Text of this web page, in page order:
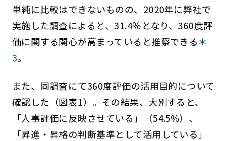
単純に比較はできないものの、2020年に弊社で
実施した調査によると、31.4％となり、360度評
価に関する関心が高まっていると推察できる＊
3。
また、同調査にて360度評価の活用目的について
確認した（図表1）。その結果、大別すると、
「人事評価に反映させている」（54.5%）、
「昇進・昇格の判断基準として活用している」